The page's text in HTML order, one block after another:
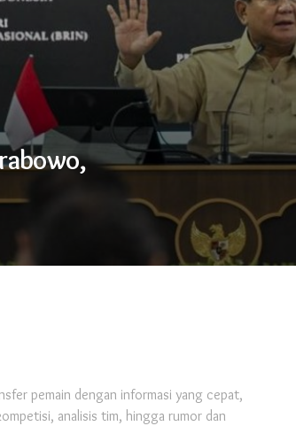
pemain dengan informasi yang cepat,
analisis tim, hingga rumor dan